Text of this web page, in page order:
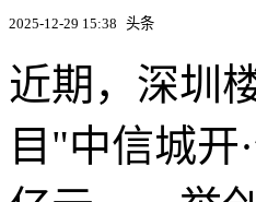
2025-12-29 15:38 头条
近期，深圳
目"中信城